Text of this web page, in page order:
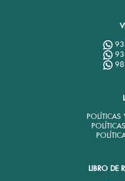
POLÍTICAS
LIBRO DE